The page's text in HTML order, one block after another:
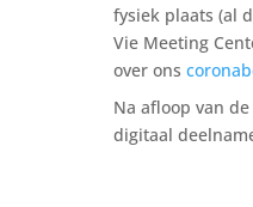
fysiek plaats (al
Vie Meeting
over ons
Na afloop van
digitaal